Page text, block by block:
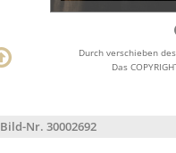
Durch verschieben
Das
Bild-Nr. 30002692